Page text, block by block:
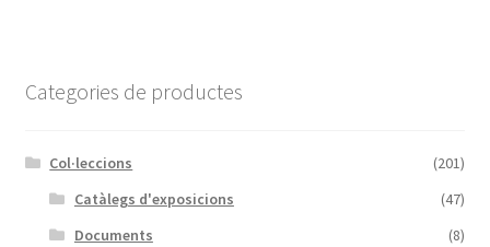
Categories de productes
Col·leccions
(201)
Catàlegs d'exposicions
(47)
Documents
(8)